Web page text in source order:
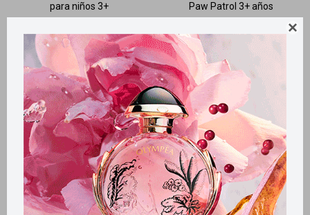

para niños 3+
Paw Patrol 3+ años